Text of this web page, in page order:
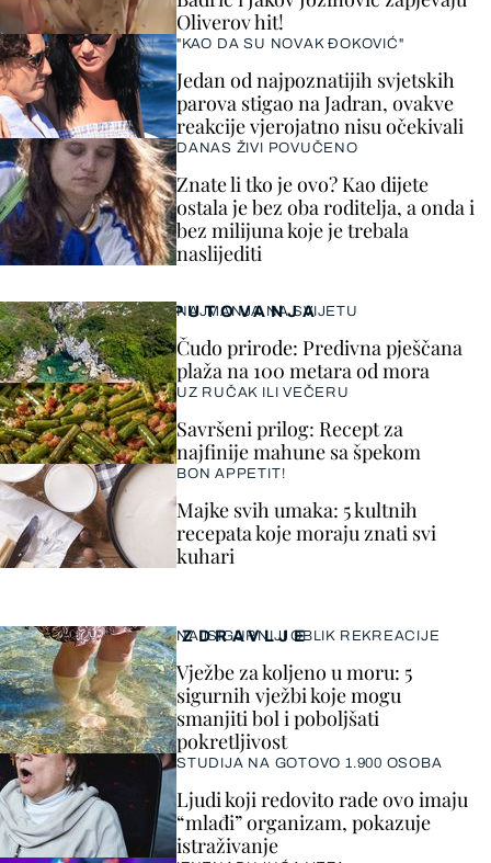
Oliverov hit!
"KAO DA SU NOVAK ĐOKOVIĆ"
Jedan od najpoznatijih svjetskih
parova stigao na Jadran, ovakve
reakcije vjerojatno nisu očekivali
DANAS ŽIVI POVUČENO
Znate li tko je ovo? Kao dijete
ostala je bez oba roditelja, a onda i
bez milijuna koje je trebala
naslijediti
ZDRAVLJE
NAJSIGURNIJI OBLIK REKREACIJE
Vježbe za koljeno u moru: 5
sigurnih vježbi koje mogu
smanjiti bol i poboljšati
pokretljivost
STUDIJA NA GOTOVO 1.900 OSOBA
Ljudi koji redovito rade ovo imaju
“mlađi” organizam, pokazuje
istraživanje
PUTOVANJA
NAJMANJA NA SVIJETU
Čudo prirode: Predivna pješčana
plaža na 100 metara od mora
UZ RUČAK ILI VEČERU
Savršeni prilog: Recept za
najfinije mahune sa špekom
BON APPETIT!
Majke svih umaka: 5 kultnih
recepata koje moraju znati svi
kuhari